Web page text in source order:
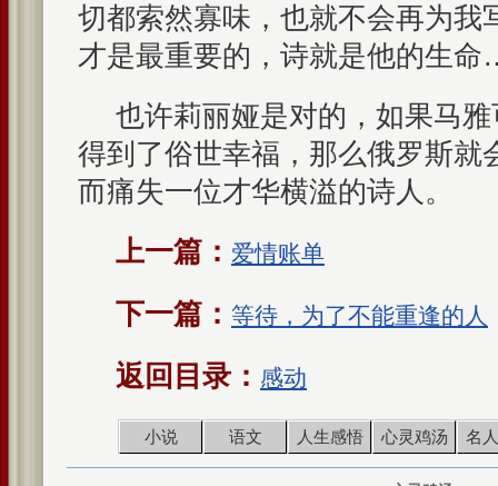
切都索然寡味，也就不会再为我
才是最重要的，诗就是他的生
也许莉丽娅是对的，如果马
得到了俗世幸福，那么俄罗斯就
而痛失一位才华横溢的诗人。
上一篇： 爱情账单
下一篇： 等待，为了不能重逢的人
返回目录： 感动
小说 语文 人生感悟 心灵鸡汤 名